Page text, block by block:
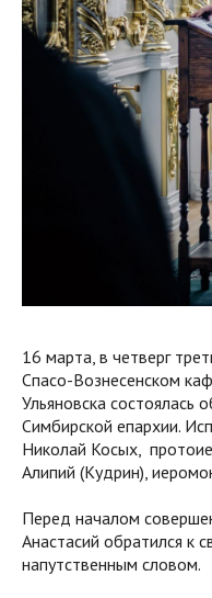
16 марта, в четверг
Спасо-Вознесенском
Ульяновска состоялась
Симбирской епархии.
Николай Косых,
Алипий (Кудрин),
Перед началом
Анастасий обратился к
напутственным словом.